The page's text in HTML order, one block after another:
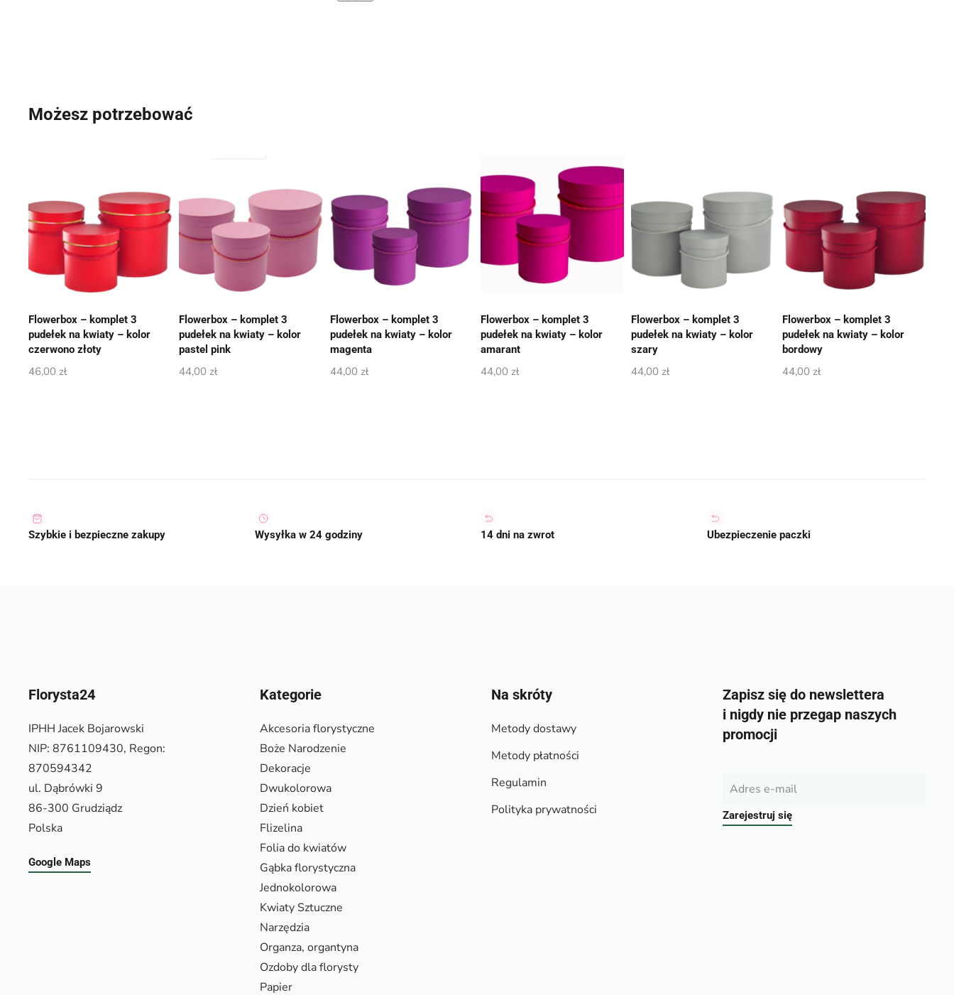
Możesz potrzebować
Flowerbox – komplet 3
pudełek na kwiaty – kolor
czerwono złoty
46,00 zł
Flowerbox – komplet 3
pudełek na kwiaty – kolor
pastel pink
44,00 zł
Flowerbox – komplet 3
pudełek na kwiaty – kolor
magenta
44,00 zł
Flowerbox – komplet 3
pudełek na kwiaty – kolor
amarant
44,00 zł
Flowerbox – komplet 3
pudełek na kwiaty – kolor
szary
44,00 zł
Flowerbox – komplet 3
pudełek na kwiaty – kolor
bordowy
44,00 zł
Szybkie i bezpieczne zakupy Wysyłka w 24 godziny 14 dni na zwrot Ubezpieczenie paczki
Florysta24
IPHH Jacek Bojarowski
NIP: 8761109430, Regon:
870594342
ul. Dąbrówki 9
86-300 Grudziądz
Polska
Google Maps
Kategorie
Akcesoria florystyczne
Boże Narodzenie
Dekoracje
Dwukolorowa
Dzień kobiet
Flizelina
Folia do kwiatów
Gąbka florystyczna
Jednokolorowa
Kwiaty Sztuczne
Narzędzia
Organza, organtyna
Ozdoby dla florysty
Papier
Na skróty
Metody dostawy
Metody płatności
Regulamin
Polityka prywatności
Zapisz się do newslettera
i nigdy nie przegap naszych
promocji
Zarejestruj się